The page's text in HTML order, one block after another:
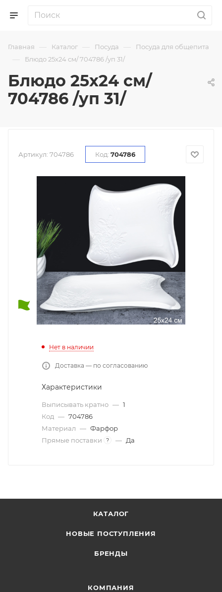
Главная — Каталог — Посуда — Посуда для общепита
— Блюдо 25х24 см/ 704786 /уп 31/
Блюдо 25х24 см/
704786 /уп 31/
Артикул: 704786 Код: 704786
Нет в наличии
Доставка — по согласованию
Характеристики
Выписывать кратно — 1
Код — 704786
Материал — Фарфор
Прямые поставки
? — Да
КАТАЛОГ
НОВЫЕ ПОСТУПЛЕНИЯ
БРЕНДЫ
КОМПАНИЯ